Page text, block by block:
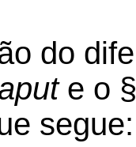
do
e o
segue: